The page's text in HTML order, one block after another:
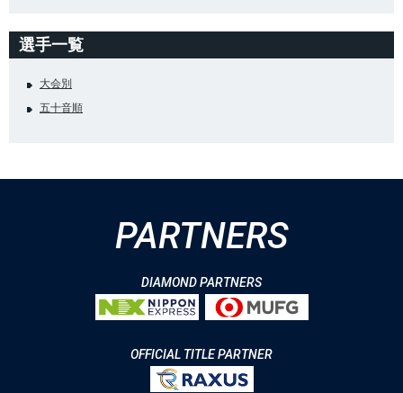
選手一覧
大会別
五十音順
PARTNERS
DIAMOND PARTNERS
OFFICIAL TITLE PARTNER